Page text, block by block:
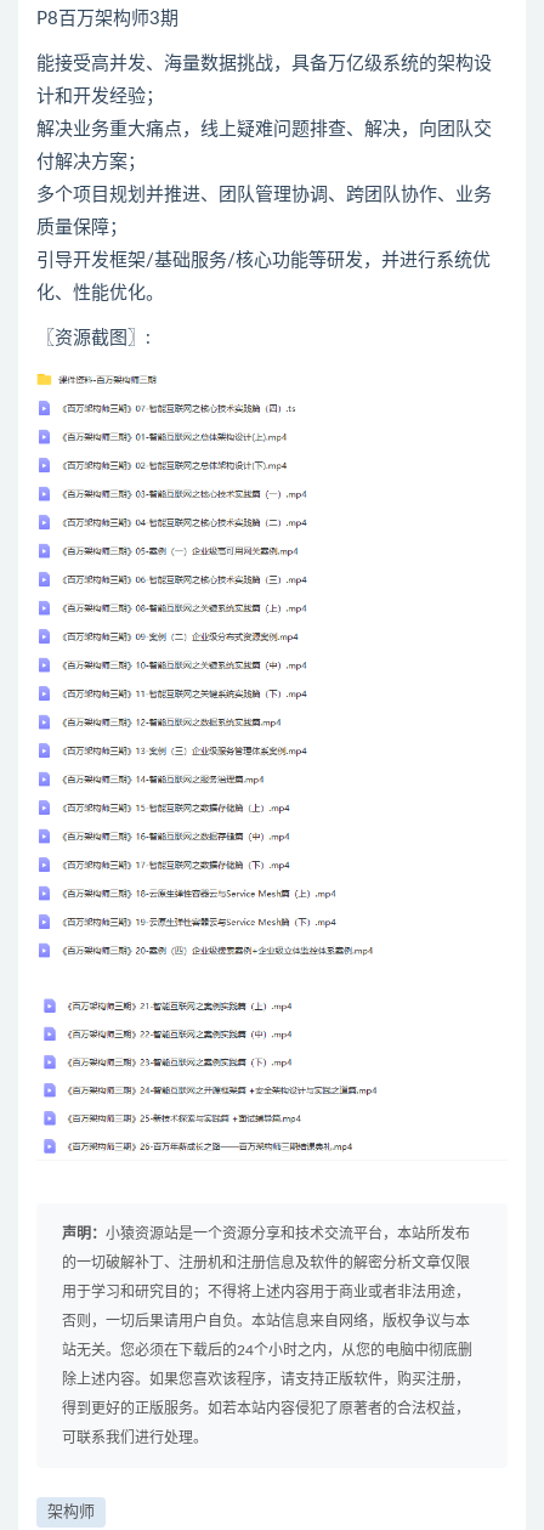
P8百万架构师3期
能接受高并发、海量数据挑战，具备万亿级系统的架构设
计和开发经验；
解决业务重大痛点，线上疑难问题排查、解决，向团队交
付解决方案；
多个项目规划并推进、团队管理协调、跨团队协作、业务
质量保障；
引导开发框架/基础服务/核心功能等研发，并进行系统优
化、性能优化。
〖资源截图〗:
声明： 小猿资源站是一个资源分享和技术交流平台，本站所发布
的一切破解补丁、注册机和注册信息及软件的解密分析文章仅限
用于学习和研究目的；不得将上述内容用于商业或者非法用途，
否则，一切后果请用户自负。本站信息来自网络，版权争议与本
站无关。您必须在下载后的24个小时之内，从您的电脑中彻底删
除上述内容。如果您喜欢该程序，请支持正版软件，购买注册，
得到更好的正版服务。如若本站内容侵犯了原著者的合法权益，
可联系我们进行处理。
架构师